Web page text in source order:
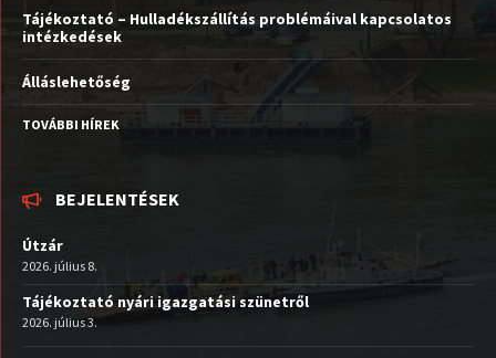
Tájékoztató – Hulladékszállítás problémáival kapcsolatos
intézkedések
Álláslehetőség
TOVÁBBI HÍREK
BEJELENTÉSEK
Útzár
2026. július 8.
Tájékoztató nyári igazgatási szünetről
2026. július 3.